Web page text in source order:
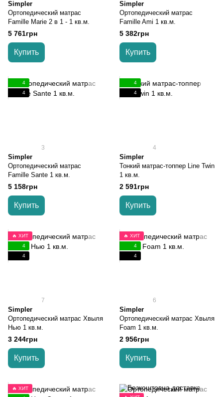
Simpler
Ортопедический матрас
Famille Marie 2 в 1 - 1 кв.м.
5 761грн
Купить
Simpler
Ортопедический матрас
Famille Ami 1 кв.м.
5 382грн
Купить
4
4
3
Simpler
Ортопедический матрас
Famille Sante 1 кв.м.
5 158грн
Купить
4
4
4
Simpler
Тонкий матрас-топпер Line Twin
1 кв.м.
2 591грн
Купить
🔥 ХИТ
4
4
7
Simpler
Ортопедический матрас Хвыля
Нью 1 кв.м.
3 244грн
Купить
🔥 ХИТ
4
4
6
Simpler
Ортопедический матрас Хвыля
Foam 1 кв.м.
2 956грн
Купить
🔥 ХИТ